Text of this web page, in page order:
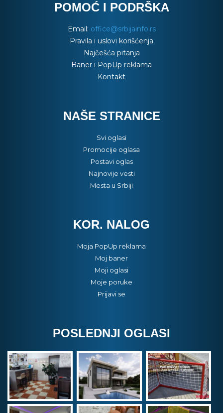
POMOĆ I PODRŠKA
Email: office@srbijainfo.rs
Pravila i uslovi korišćenja
Najčešća pitanja
Baner i PopUp reklama
Kontakt
NAŠE STRANICE
Svi oglasi
Promocije oglasa
Postavi oglas
Najnovije vesti
Mesta u Srbiji
KOR. NALOG
Moja PopUp reklama
Moj baner
Moji oglasi
Moje poruke
Prijavi se
POSLEDNJI OGLASI